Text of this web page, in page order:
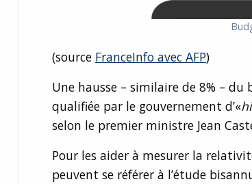
(source FranceInfo avec AFP)
Une hausse – similaire de 8% –
qualifiée par le gouvernement d’«
selon le premier ministre Jean
Pour les aider à mesurer la
peuvent se référer à l’étude